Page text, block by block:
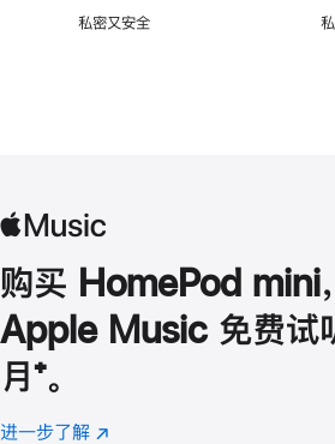
私密又安全
购买 HomePod mini，
Apple Music 免费试
月 脚
注
⁺。
进一步了解 Apple
(在